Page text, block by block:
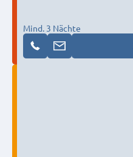
Mind. 3 Nächte